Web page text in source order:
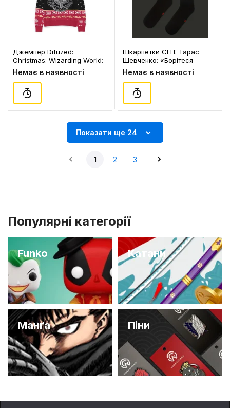
Джемпер Difuzed:
Christmas: Wizarding World:
Harry Potter: Hogwarts
Houses: «Draco Dormiens
Nunquam Titillandus» (L)
(чол.), (387339)
Немає в наявності
Шкарпетки CEH: Тарас
Шевченко: «Борітеся -
поборете!» (р. 40-45),
(91539)
Немає в наявності
Показати ще 24
1 2 3
Популярні категорії
Funko Катани
Манґа Піни